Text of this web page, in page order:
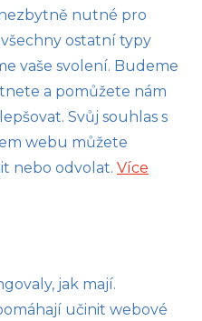
nutné pro
ostatní typy
vaše svolení. Budeme
a pomůžete nám
Svůj souhlas s
webu můžete
nebo odvolat. Více
jak mají.
učinit webové